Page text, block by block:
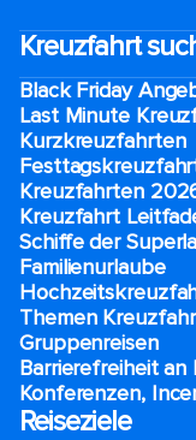
Kreuzfahrt
Black Friday
Last Minute
Kurzkreuzfahrten​
Kreuzfahrten
Kreuzfahrt
Schiffe der
Familienurlaube​
Themen
Gruppenreisen
Barrierefreiheit an
Konferenzen,
Reiseziele